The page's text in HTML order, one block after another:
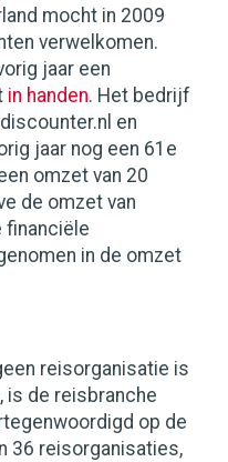
mocht in 2009
verwelkomen.
jaar een
in handen. Het bedrijf
en
jaar nog een 61e
omzet van 20
de omzet van
financiële
in de omzet
reisorganisatie is
is de reisbranche
op de
36 reisorganisaties,